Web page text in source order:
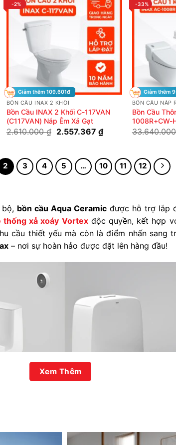
₫.
-2%
Giảm thêm 109.601đ
BỒN CẦU INAX 2 KHỐI
Bồn Cầu INAX 2 Khối C-117VAN
(C117VAN) Nắp Êm Xả Gạt
2.610.000₫ Giá
2.557.367 ₫Giá
hiện
2.557.367 ₫.
-33%
Giảm thêm
BỒN CẦU NẮP
Bồn Cầu
1008R+CW-
2 3 4 5 … 10 11 12
bồn cầu Aqua Ceramic được hỗ trợ lắp
thống xả xoáy Vortexđộc quyền, kết hợp
cầu thiết yếu mà còn là điểm nhấn
– nơi sự hoàn hảo được đặt lên hàng đầu!
Xem Thêm